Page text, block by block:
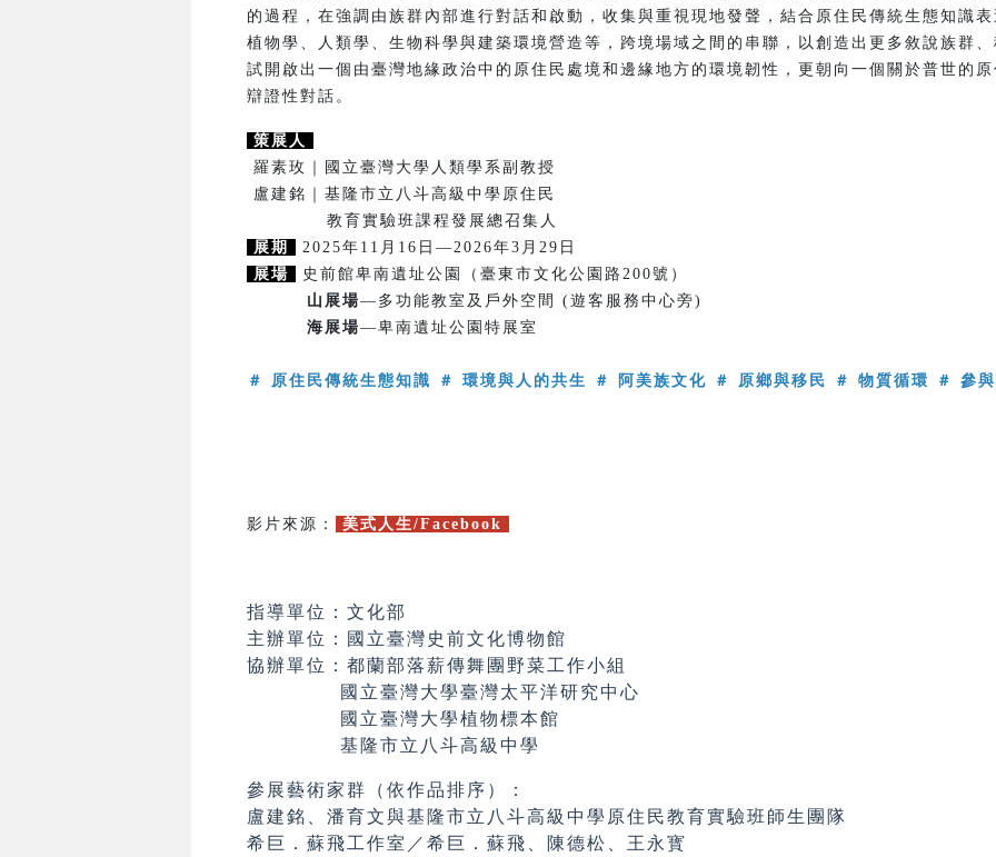
的過程，在強調由族群內部進行對話和啟動，收集與重視現地發聲，結合原住民傳統生態知識
植物學、人類學、生物科學與建築環境營造等，跨境場域之間的串聯，以創造出更多敘說族群
試開啟出一個由臺灣地緣政治中的原住民處境和邊緣地方的環境韌性，更朝向一個關於普世的
辯證性對話。
策展人
羅素玫｜國立臺灣大學人類學系副教授
盧建銘｜基隆市立八斗高級中學原住民
教育實驗班課程發展總召集人
展期
2025年11月16日—2026年3月29日
展場
史前館卑南遺址公園（臺東市文化公園路200號）
山展場—多功能教室及戶外空間 (遊客服務中心旁)
海展場—卑南遺址公園特展室
＃ 原住民傳統生態知識 ＃ 環境與人的共生 ＃ 阿美族文化 ＃ 原鄉與移民 ＃ 物質循環 ＃ 參
影片來源： 美式人生/Facebook
指導單位：文化部
主辦單位：國立臺灣史前文化博物館
協辦單位：都蘭部落薪傳舞團野菜工作小組
國立臺灣大學臺灣太平洋研究中心
國立臺灣大學植物標本館
基隆市立八斗高級中學
參展藝術家群（依作品排序）：
盧建銘、潘育文與基隆市立八斗高級中學原住民教育實驗班師生團隊
希巨．蘇飛工作室／希巨．蘇飛、陳德松、王永寳